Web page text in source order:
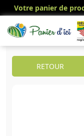
Votre panier de
RETOUR